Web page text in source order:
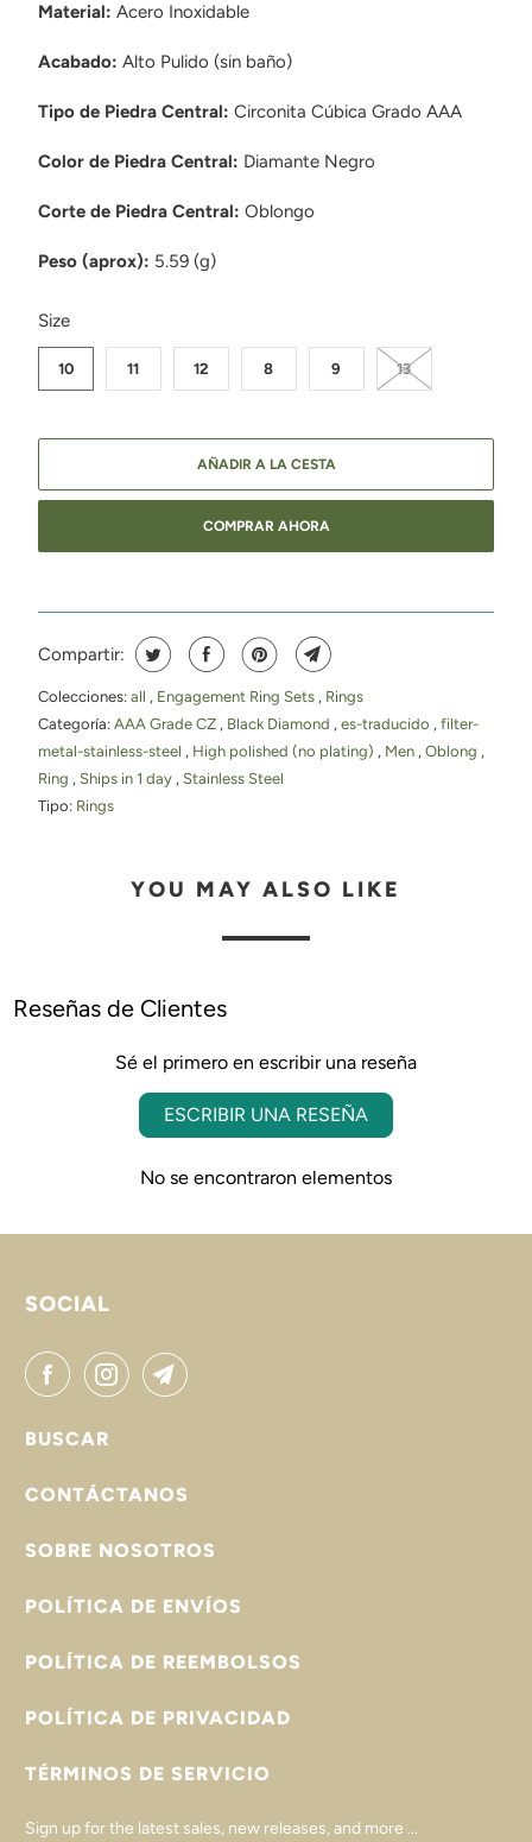
Material: Acero Inoxidable
Acabado: Alto Pulido (sin baño)
Tipo de Piedra Central: Circonita Cúbica Grado AAA
Color de Piedra Central: Diamante Negro
Corte de Piedra Central: Oblongo
Peso (aprox): 5.59 (g)
Size
SWATCH-10
10
SWATCH-11
11
SWATCH-12
12
SWATCH-8
8
SWATCH-9
9
SWATCH-13
13
AÑADIR A LA CESTA
COMPRAR AHORA
Compartir:
Colecciones: all , Engagement Ring Sets , Rings
Categoría: AAA Grade CZ , Black Diamond , es-traducido , filter-
metal-stainless-steel , High polished (no plating) , Men , Oblong ,
Ring , Ships in 1 day , Stainless Steel
Tipo: Rings
YOU MAY ALSO LIKE
Reseñas de Clientes
Sé el primero en escribir una reseña
ESCRIBIR UNA RESEÑA
No se encontraron elementos
SOCIAL
BUSCAR
CONTÁCTANOS
SOBRE NOSOTROS
POLÍTICA DE ENVÍOS
POLÍTICA DE REEMBOLSOS
POLÍTICA DE PRIVACIDAD
TÉRMINOS DE SERVICIO
Sign up for the latest sales, new releases, and more ...